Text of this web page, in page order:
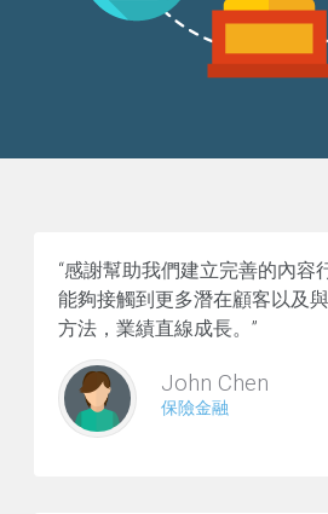
“感謝幫助我們建立完善的內容
能夠接觸到更多潛在顧客以及
方法，業績直線成長。”
John Chen
保險金融